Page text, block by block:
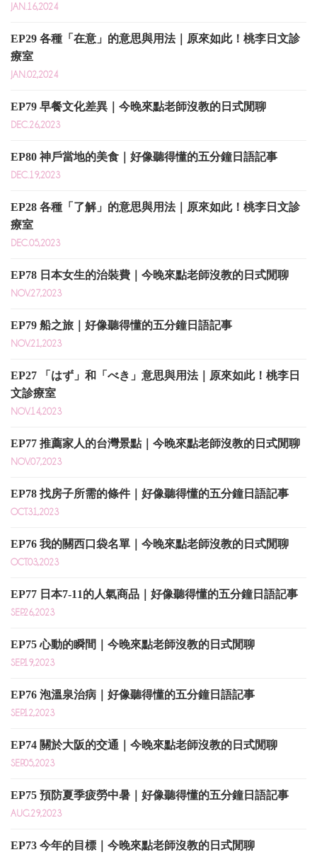
JAN.16,2024
EP29 各種「在意」的意思與用法｜原來如此！桃李日文診
療室
JAN.02,2024
EP79 早餐文化差異｜今晚來點老師沒教的日式閒聊
DEC.26,2023
EP80 神戶當地的美食｜好像聽得懂的五分鐘日語記事
DEC.19,2023
EP28 各種「了解」的意思與用法｜原來如此！桃李日文診
療室
DEC.05,2023
EP78 日本女生的治裝費｜今晚來點老師沒教的日式閒聊
NOV.27,2023
EP79 船之旅｜好像聽得懂的五分鐘日語記事
NOV.21,2023
EP27 「はず」和「べき」意思與用法｜原來如此！桃李日
文診療室
NOV.14,2023
EP77 推薦家人的台灣景點｜今晚來點老師沒教的日式閒聊
NOV.07,2023
EP78 找房子所需的條件｜好像聽得懂的五分鐘日語記事
OCT.31,2023
EP76 我的關西口袋名單｜今晚來點老師沒教的日式閒聊
OCT.03,2023
EP77 日本7-11的人氣商品｜好像聽得懂的五分鐘日語記事
SEP.26,2023
EP75 心動的瞬間｜今晚來點老師沒教的日式閒聊
SEP.19,2023
EP76 泡溫泉治病｜好像聽得懂的五分鐘日語記事
SEP.12,2023
EP74 關於大阪的交通｜今晚來點老師沒教的日式閒聊
SEP.05,2023
EP75 預防夏季疲勞中暑｜好像聽得懂的五分鐘日語記事
AUG.29,2023
EP73 今年的目標｜今晚來點老師沒教的日式閒聊